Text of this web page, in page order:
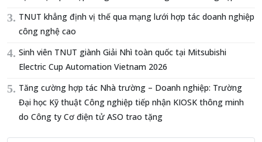
TNUT khẳng định vị thế qua mạng lưới hợp tác doanh nghiệp
công nghệ cao
Sinh viên TNUT giành Giải Nhì toàn quốc tại Mitsubishi
Electric Cup Automation Vietnam 2026
Tăng cường hợp tác Nhà trường – Doanh nghiệp: Trường
Đại học Kỹ thuật Công nghiệp tiếp nhận KIOSK thông minh
do Công ty Cơ điện tử ASO trao tặng